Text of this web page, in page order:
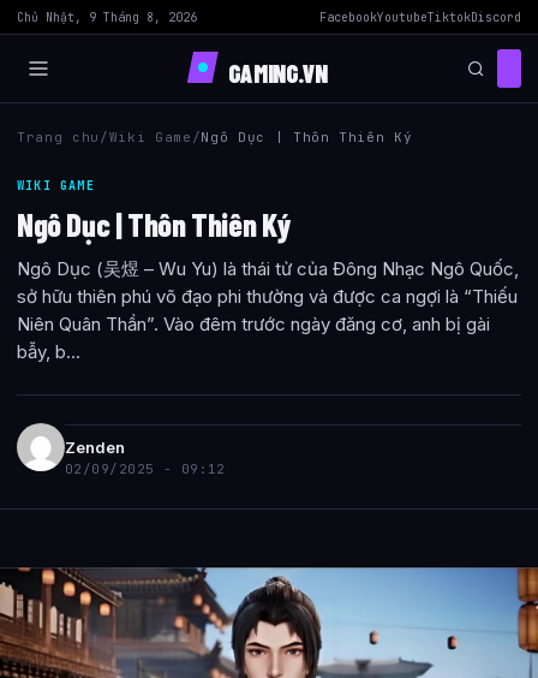
Chủ Nhật, 9 Tháng 8, 2026 FacebookYoutubeTiktokDiscord
GAMING.VN
Trang chu /Wiki Game /Ngô Dục | Thôn Thiên Ký
WIKI GAME
Ngô Dục | Thôn Thiên Ký
Ngô Dục (吴煜 – Wu Yu) là thái tử của Đông Nhạc Ngô Quốc,
sở hữu thiên phú võ đạo phi thường và được ca ngợi là “Thiếu
Niên Quân Thần”. Vào đêm trước ngày đăng cơ, anh bị gài
bẫy, b...
Zenden
02/09/2025 - 09:12